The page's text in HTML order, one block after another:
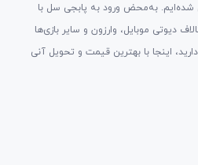
شده‌ایم. به‌محض ورود به پابجی سل با
دیوتی موبایل، وارزون و سایر بازی‌ها
اینجا با بهترین قیمت و تحویل آنی